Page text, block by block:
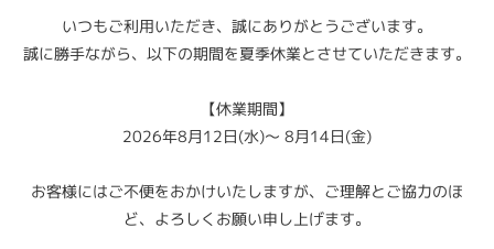
いつもご利用いただき、誠にありがとうございます。
誠に勝手ながら、以下の期間を夏季休業とさせていただきます。
【休業期間】
2026年8月12日(水)～ 8月14日(金)
お客様にはご不便をおかけいたしますが、ご理解とご協力のほ
ど、よろしくお願い申し上げます。